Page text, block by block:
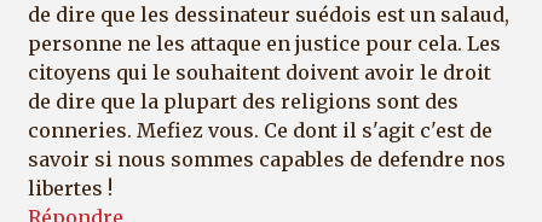
de dire que les dessinateur suédois est un salaud,
personne ne les attaque en justice pour cela. Les
citoyens qui le souhaitent doivent avoir le droit
de dire que la plupart des religions sont des
conneries. Mefiez vous. Ce dont il s'agit c'est de
savoir si nous sommes capables de defendre nos
libertes !
Répondre